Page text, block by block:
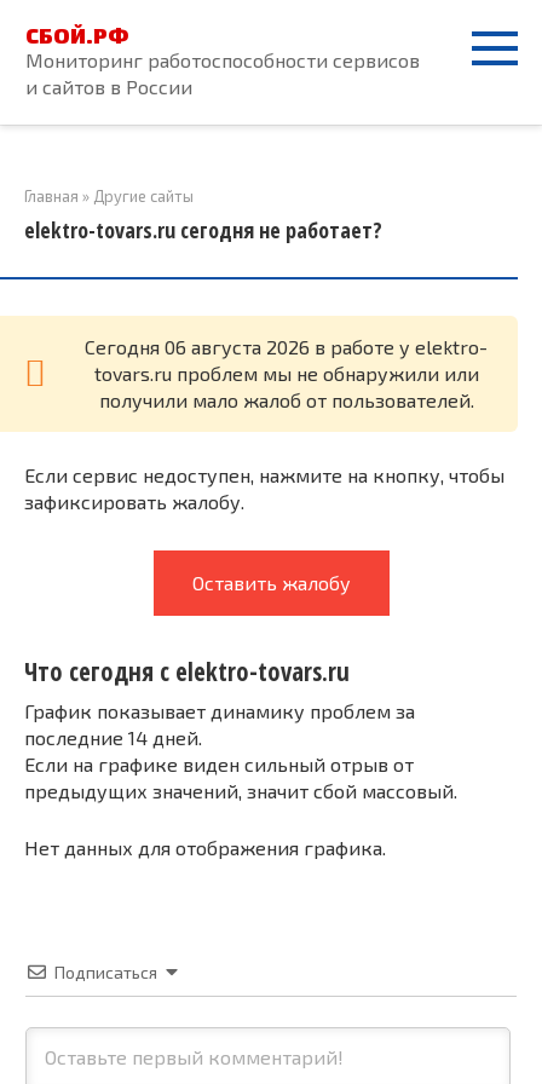
контенту
СБОЙ.РФ
Мониторинг работоспособности сервисов
и сайтов в России
Главная » Другие сайты
elektro-tovars.ru сегодня не работает?
Cегодня 06 августа 2026 в работе у elektro-
tovars.ru проблем мы не обнаружили или
получили мало жалоб от пользователей.
Если сервис недоступен, нажмите на кнопку, чтобы
зафиксировать жалобу.
Оставить жалобу
Что сегодня с elektro-tovars.ru
График показывает динамику проблем за
последние 14 дней.
Если на графике виден сильный отрыв от
предыдущих значений, значит сбой массовый.
Нет данных для отображения графика.
Подписаться